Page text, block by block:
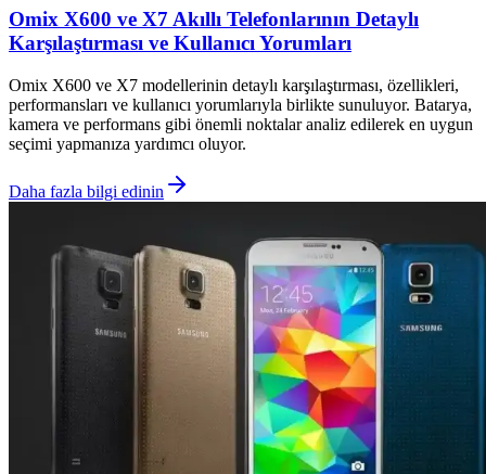
Omix X600 ve X7 Akıllı Telefonlarının Detaylı
Karşılaştırması ve Kullanıcı Yorumları
Omix X600 ve X7 modellerinin detaylı karşılaştırması, özellikleri,
performansları ve kullanıcı yorumlarıyla birlikte sunuluyor. Batarya,
kamera ve performans gibi önemli noktalar analiz edilerek en uygun
seçimi yapmanıza yardımcı oluyor.
Daha fazla bilgi edinin